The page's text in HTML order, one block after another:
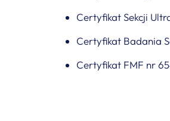
Certyfikat Sekcji
Certyfikat Badania
Certyfikat FMF nr